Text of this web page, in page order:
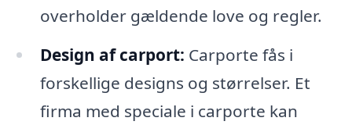
overholder gældende love og regler.
Design af carport: Carporte fås i
forskellige designs og størrelser. Et
firma med speciale i carporte kan